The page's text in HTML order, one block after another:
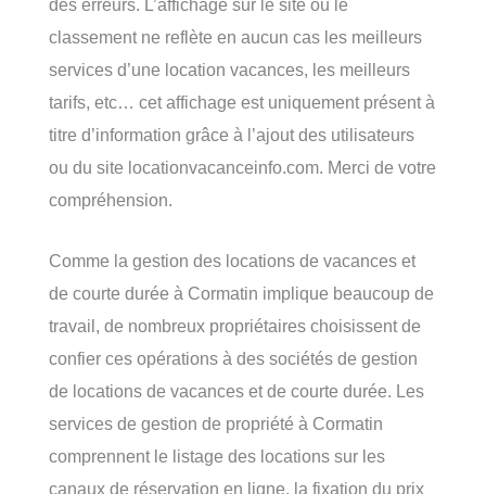
des erreurs. L’affichage sur le site ou le
classement ne reflète en aucun cas les meilleurs
services d’une location vacances, les meilleurs
tarifs, etc… cet affichage est uniquement présent à
titre d’information grâce à l’ajout des utilisateurs
ou du site locationvacanceinfo.com. Merci de votre
compréhension.
Comme la gestion des locations de vacances et
de courte durée à Cormatin implique beaucoup de
travail, de nombreux propriétaires choisissent de
confier ces opérations à des sociétés de gestion
de locations de vacances et de courte durée. Les
services de gestion de propriété à Cormatin
comprennent le listage des locations sur les
canaux de réservation en ligne, la fixation du prix